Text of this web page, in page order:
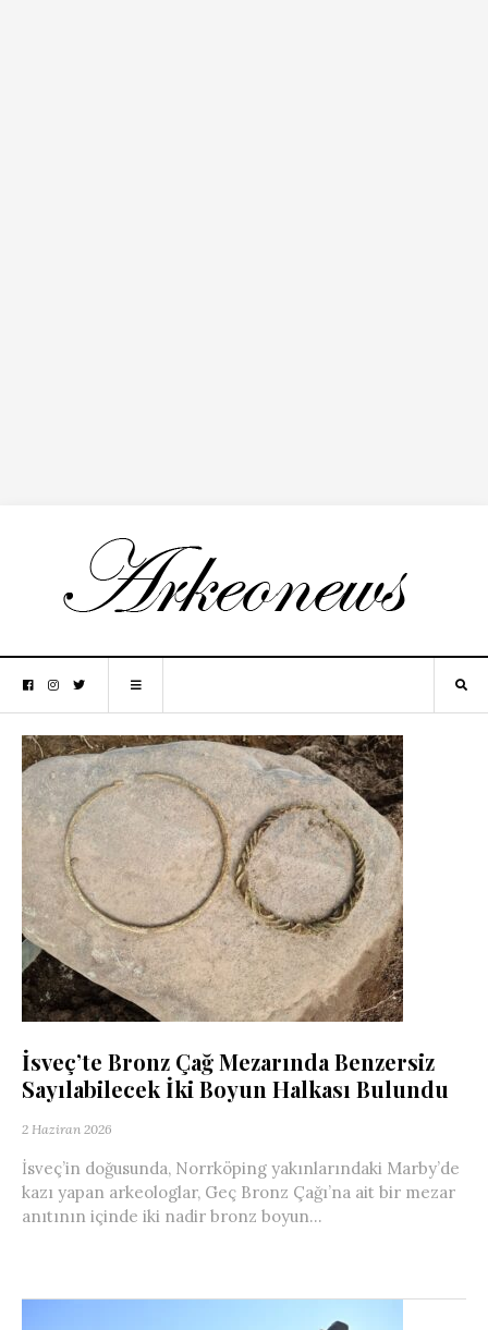
İsveç’te Bronz Çağ Mezarında Benzersiz
Sayılabilecek İki Boyun Halkası Bulundu
2 Haziran 2026
İsveç’in doğusunda, Norrköping yakınlarındaki Marby’de
kazı yapan arkeologlar, Geç Bronz Çağı’na ait bir mezar
anıtının içinde iki nadir bronz boyun...